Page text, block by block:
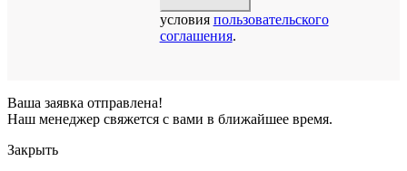
условия пользовательского
соглашения.
Ваша заявка отправлена!
Наш менеджер свяжется с вами в ближайшее время.
Закрыть